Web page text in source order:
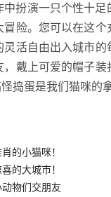
中扮演一只个性十足
冒险。您可以在这个
灵活自由出入城市的
，戴上可爱的帽子装
捣蛋是我们猫咪的
的小猫咪！
的大城市！
物们交朋友